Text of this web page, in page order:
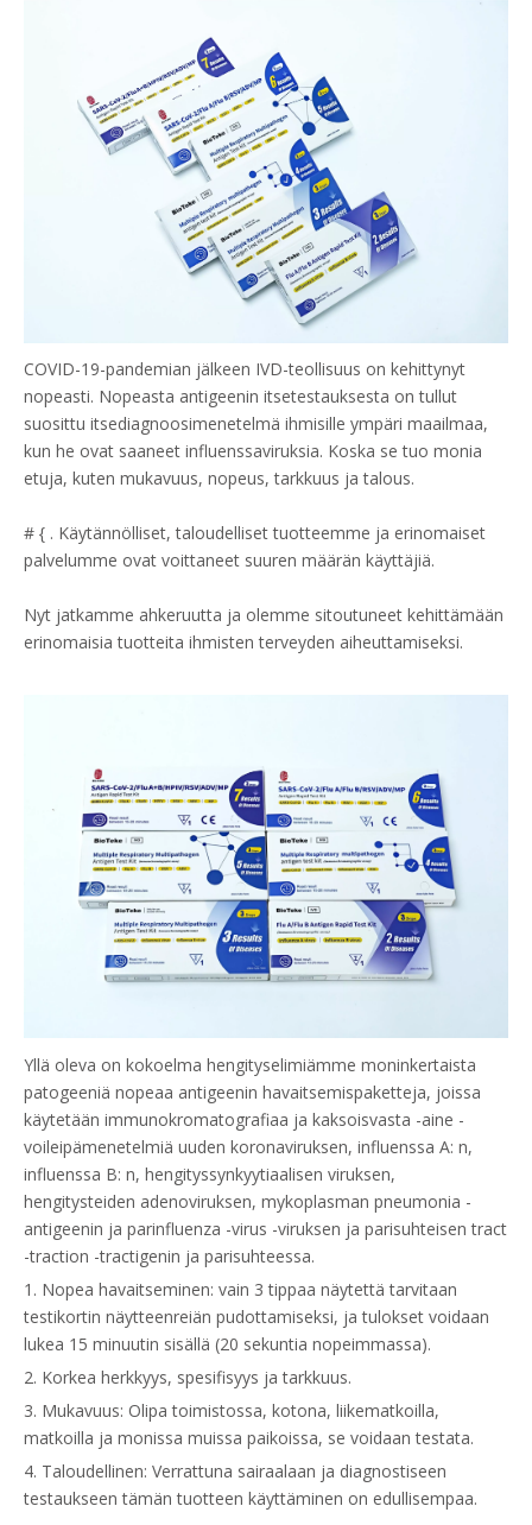
COVID-19-pandemian jälkeen IVD-teollisuus on kehittynyt
nopeasti. Nopeasta antigeenin itsetestauksesta on tullut
suosittu itsediagnoosimenetelmä ihmisille ympäri maailmaa,
kun he ovat saaneet influenssaviruksia. Koska se tuo monia
etuja, kuten mukavuus, nopeus, tarkkuus ja talous.
# { . ​Käytännölliset, taloudelliset tuotteemme ja erinomaiset
palvelumme ovat voittaneet suuren määrän käyttäjiä.
Nyt jatkamme ahkeruutta ja olemme sitoutuneet kehittämään
erinomaisia tuotteita ihmisten terveyden aiheuttamiseksi.
Yllä oleva on kokoelma hengityselimiämme moninkertaista
patogeeniä nopeaa antigeenin havaitsemispaketteja, joissa
käytetään immunokromatografiaa ja kaksoisvasta -aine -
voileipämenetelmiä uuden koronaviruksen, influenssa A: n,
influenssa B: n, hengityssynkyytiaalisen viruksen,
hengitysteiden adenoviruksen, mykoplasman pneumonia -
antigeenin ja parinfluenza -virus -viruksen ja parisuhteisen tract
-traction -tractigenin ja parisuhteessa.
1. Nopea havaitseminen: vain 3 tippaa näytettä tarvitaan
testikortin näytteenreiän pudottamiseksi, ja tulokset voidaan
lukea 15 minuutin sisällä (20 sekuntia nopeimmassa).
2. Korkea herkkyys, spesifisyys ja tarkkuus.
3. Mukavuus: Olipa toimistossa, kotona, liikematkoilla,
matkoilla ja monissa muissa paikoissa, se voidaan testata.
4. Taloudellinen: Verrattuna sairaalaan ja diagnostiseen
testaukseen tämän tuotteen käyttäminen on edullisempaa.